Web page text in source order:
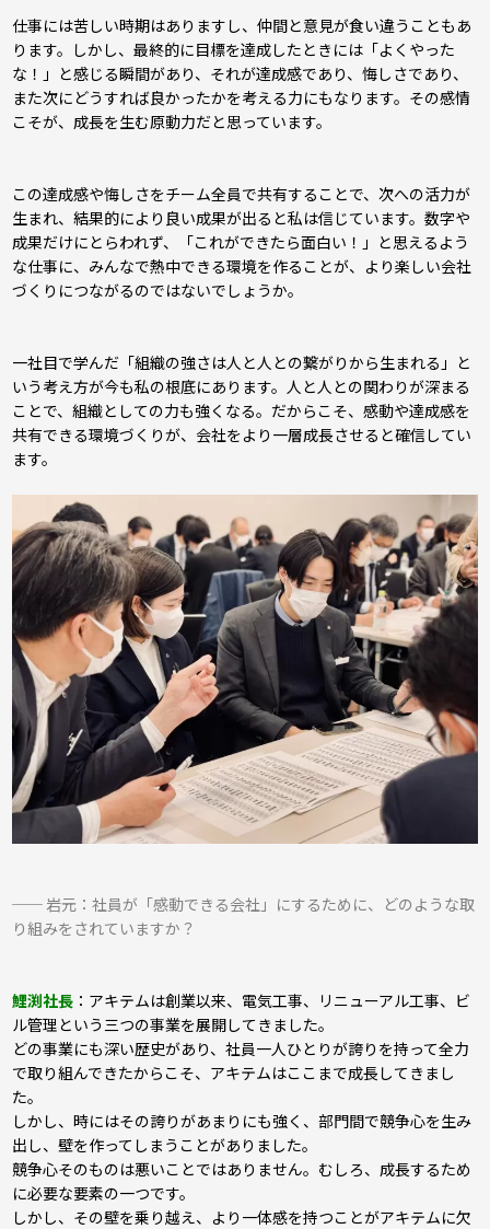
仕事には苦しい時期はありますし、仲間と意見が食い違うこともあ
ります。しかし、最終的に目標を達成したときには「よくやった
な！」と感じる瞬間があり、それが達成感であり、悔しさであり、
また次にどうすれば良かったかを考える力にもなります。その感情
こそが、成長を生む原動力だと思っています。
この達成感や悔しさをチーム全員で共有することで、次への活力が
生まれ、結果的により良い成果が出ると私は信じています。数字や
成果だけにとらわれず、「これができたら面白い！」と思えるよう
な仕事に、みんなで熱中できる環境を作ることが、より楽しい会社
づくりにつながるのではないでしょうか。
一社目で学んだ「組織の強さは人と人との繋がりから生まれる」と
いう考え方が今も私の根底にあります。人と人との関わりが深まる
ことで、組織としての力も強くなる。だからこそ、感動や達成感を
共有できる環境づくりが、会社をより一層成長させると確信してい
ます。
── 岩元：社員が「感動できる会社」にするために、どのような取
り組みをされていますか？
鯉渕社長 ：アキテムは創業以来、電気工事、リニューアル工事、ビ
ル管理という三つの事業を展開してきました。
どの事業にも深い歴史があり、社員一人ひとりが誇りを持って全力
で取り組んできたからこそ、アキテムはここまで成長してきまし
た。
しかし、時にはその誇りがあまりにも強く、部門間で競争心を生み
出し、壁を作ってしまうことがありました。
競争心そのものは悪いことではありません。むしろ、成長するため
に必要な要素の一つです。
しかし、その壁を乗り越え、より一体感を持つことがアキテムに欠